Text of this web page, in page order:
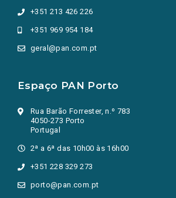
+351 213 426 226
+351 969 954 184
geral@pan.com.pt
Espaço PAN Porto
Rua Barão Forrester, n.º 783
4050-273 Porto
Portugal
2ª a 6ª das 10h00 às 16h00
+351 228 329 273
porto@pan.com.pt